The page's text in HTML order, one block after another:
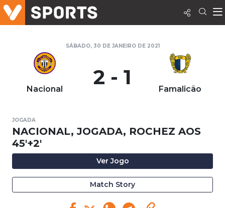
SÁBADO, 30 DE JANEIRO DE 2021
Nacional 2 - 1 Famalicão
JOGADA
NACIONAL, JOGADA, ROCHEZ AOS
45'+2'
Ver Jogo
Match Story